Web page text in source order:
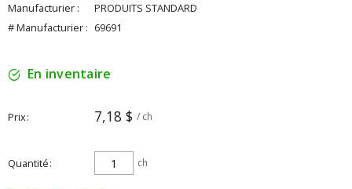
Manufacturier :
PRODUITS STANDARD
# Manufacturier : 69691
En inventaire
Prix 7,18 $ / ch
Quantité ch